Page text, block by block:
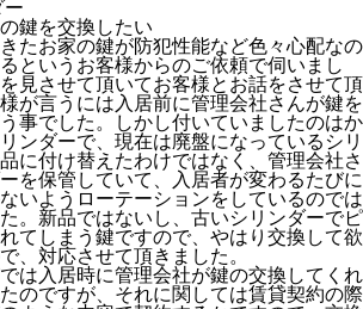
鍵を交換したい
たお家の鍵が防犯性能など色々心配なの
というお客様からのご依頼で伺いまし
見させて頂いてお客様とお話をさせて頂
が言うには入居前に管理会社さんが鍵を
事でした。しかし付いていましたのはか
ンダーで、現在は廃盤になっているシリ
に付け替えたわけではなく、管理会社さ
を保管していて、入居者が変わるたびに
いようローテーションをしているのでは
。新品ではないし、古いシリンダーでピ
てしまう鍵ですので、やはり交換して欲
、対応させて頂きました。
は入居時に管理会社が鍵の交換してくれ
のですが、それに関しては賃貸契約の際